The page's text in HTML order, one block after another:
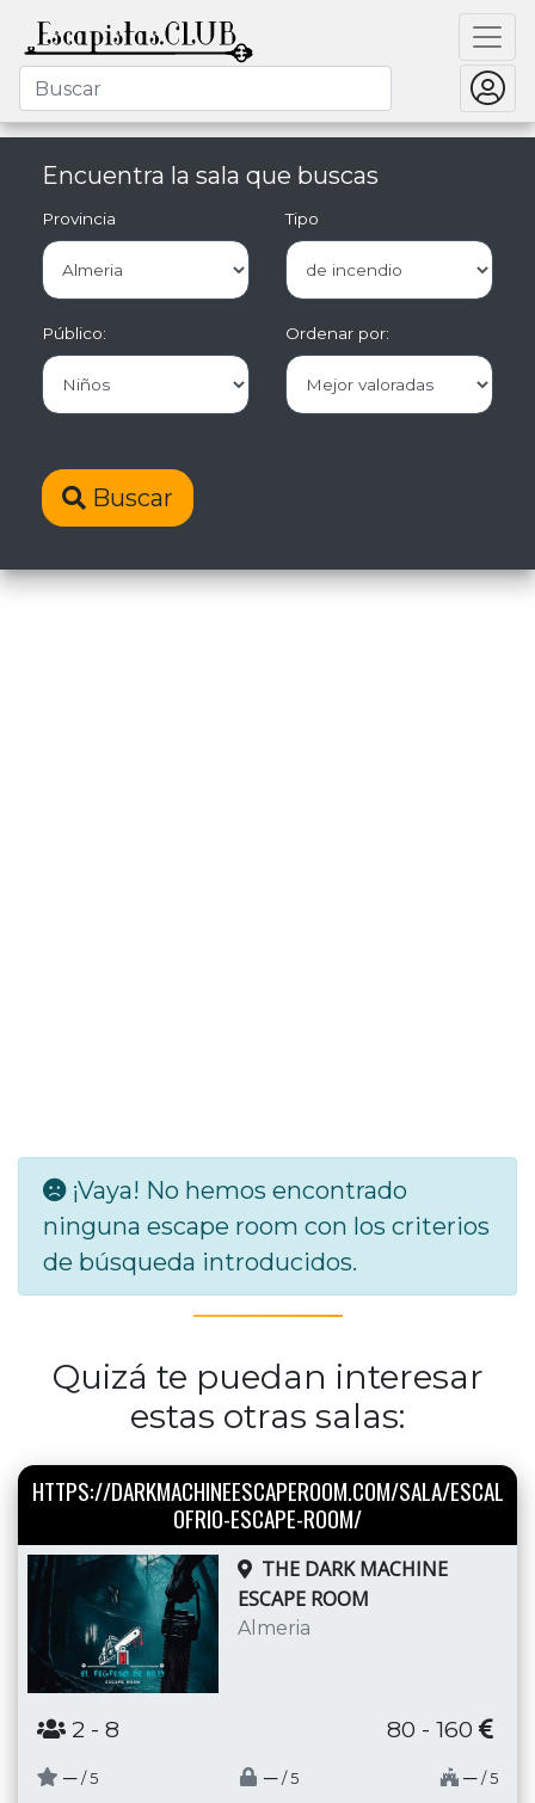
Encuentra la sala que buscas
Provincia Tipo
Público: Ordenar por:
Buscar
¡Vaya! No hemos encontrado
ninguna escape room con los criterios
de búsqueda introducidos.
Quizá te puedan interesar
estas otras salas:
HTTPS://DARKMACHINEESCAPEROOM.COM/SALA/ESCAL
OFRIO-ESCAPE-ROOM/
THE DARK MACHINE
ESCAPE ROOM
Almeria
2 - 8 80 - 160
─ / 5 ─ / 5 ─ / 5